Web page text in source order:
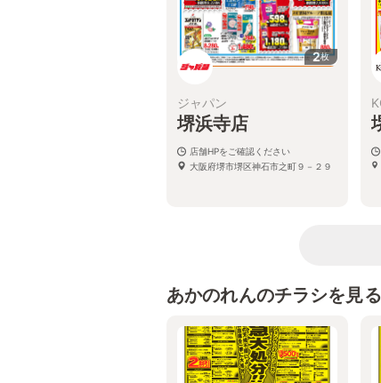
2枚
ジャパン
堺浜寺店
店舗HPをご確認ください
大阪府堺市堺区神石市之町９－２９
あかのれんのチラシを見る